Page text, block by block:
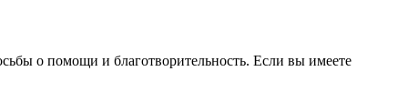
о помощи и благотворительность. Если вы имеете